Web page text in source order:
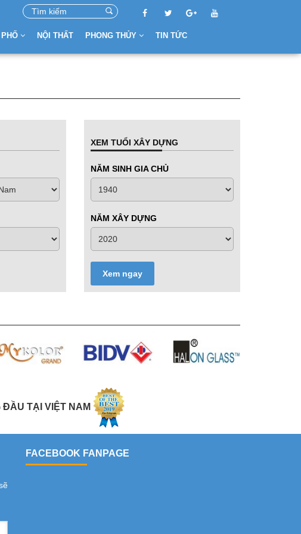
PHỐ NỘI THẤT PHONG THỦY TIN TỨC
XEM TUỔI XÂY DỰNG
NĂM SINH GIA CHỦ
NĂM XÂY DỰNG
Xem ngay
TẠI VIỆT NAM
FACEBOOK FANPAGE